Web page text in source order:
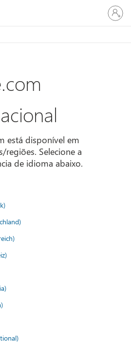
Iniciar
sessão
na
está disponível em
regiões. Selecione a
de idioma abaixo.